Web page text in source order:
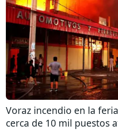
Voraz incendio en la
cerca de 10 mil puestos